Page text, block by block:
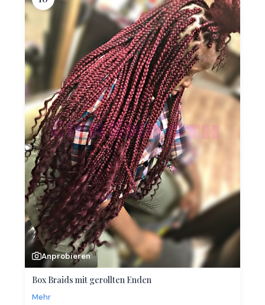
Anprobieren
Box Braids mit gerollten Enden
Mehr